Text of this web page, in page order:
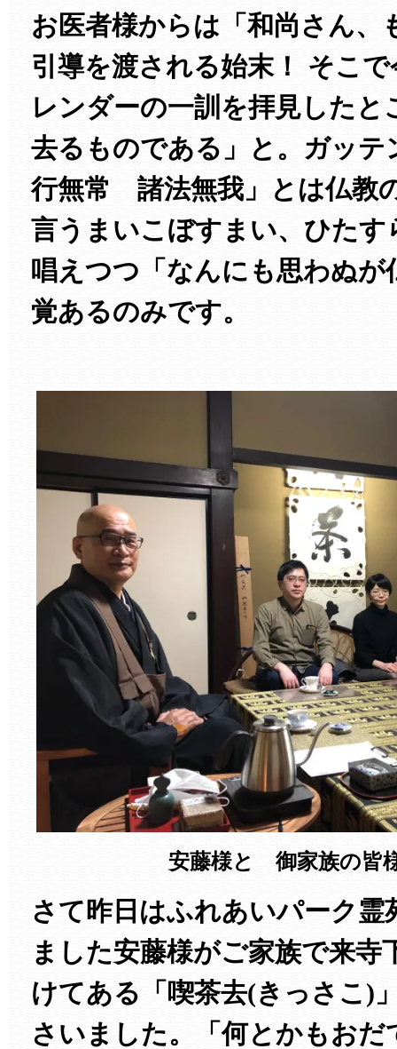
お医者様からは「和尚さん、
引導を渡される始末！ そこ
レンダーの一訓を拝見したと
去るものである」と。ガッテ
行無常 諸法無我」とは仏教
言うまいこぼすまい、ひたす
唱えつつ「なんにも思わぬが
覚あるのみです。
安藤様と 御家族の皆
さて昨日はふれあいパーク霊
ました安藤様がご家族で来寺
けてある「喫茶去(きっさこ)
さいました。「何とかもおだ